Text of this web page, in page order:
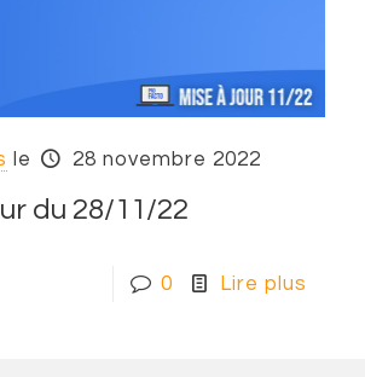
le 28 novembre 2022
du 28/11/22
0 Lire plus